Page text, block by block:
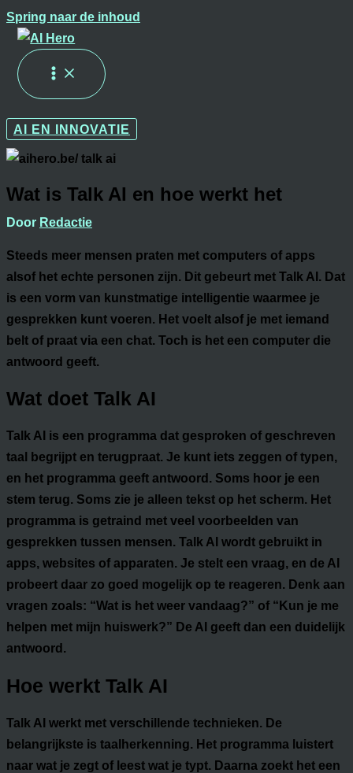
Spring naar de inhoud
AI EN INNOVATIE
Wat is Talk AI en hoe werkt het
Door Redactie
Steeds meer mensen praten met computers of apps
alsof het echte personen zijn. Dit gebeurt met Talk AI. Dat
is een vorm van kunstmatige intelligentie waarmee je
gesprekken kunt voeren. Het voelt alsof je met iemand
belt of praat via een chat. Toch is het een computer die
antwoord geeft.
Wat doet Talk AI
Talk AI is een programma dat gesproken of geschreven
taal begrijpt en terugpraat. Je kunt iets zeggen of typen,
en het programma geeft antwoord. Soms hoor je een
stem terug. Soms zie je alleen tekst op het scherm. Het
programma is getraind met veel voorbeelden van
gesprekken tussen mensen. Talk AI wordt gebruikt in
apps, websites of apparaten. Je stelt een vraag, en de AI
probeert daar zo goed mogelijk op te reageren. Denk aan
vragen zoals: “Wat is het weer vandaag?” of “Kun je me
helpen met mijn huiswerk?” De AI geeft dan een duidelijk
antwoord.
Hoe werkt Talk AI
Talk AI werkt met verschillende technieken. De
belangrijkste is taalherkenning. Het programma luistert
naar wat je zegt of leest wat je typt. Daarna zoekt het een